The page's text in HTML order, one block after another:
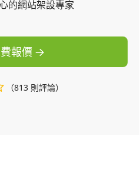
的網站架設專家
報價
（813 則評論）